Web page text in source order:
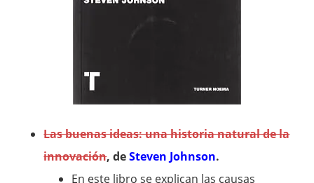
Las buenas ideas: una historia natural de la
innovación, deSteven Johnson.
En este libro se explican las causas